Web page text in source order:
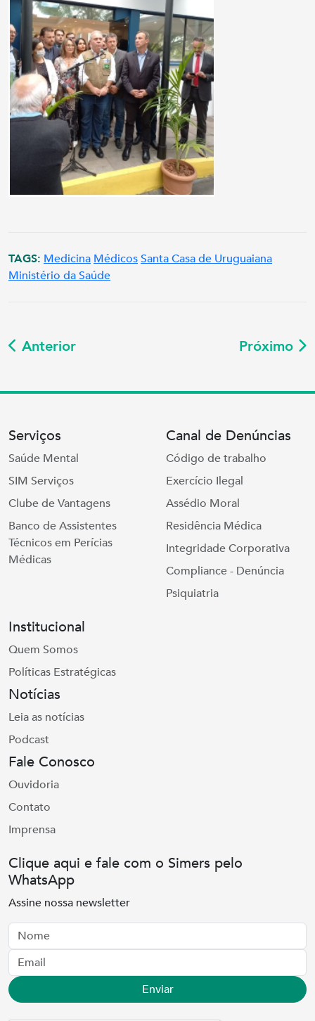
TAGS: Medicina MédicosSanta Casa de Uruguaiana
Ministério da Saúde
Anterior Próximo
Serviços
Saúde Mental
SIM Serviços
Clube de Vantagens
Banco de Assistentes
Técnicos em Perícias
Médicas
Canal de Denúncias
Código de trabalho
Exercício Ilegal
Assédio Moral
Residência Médica
Integridade Corporativa
Compliance - Denúncia
Psiquiatria
Institucional
Quem Somos
Políticas Estratégicas
Notícias
Leia as notícias
Podcast
Fale Conosco
Ouvidoria
Contato
Imprensa
Clique aqui e fale com o Simers pelo
WhatsApp
Assine nossa newsletter
Nome
Email
Enviar